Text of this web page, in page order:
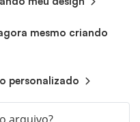
mesmo criando
personalizado